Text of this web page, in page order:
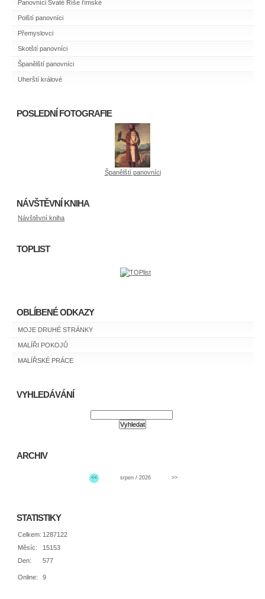
Panovníci Svaté Říše římské
Polští panovníci
Přemyslovci
Skotští panovníci
Španělští panovníci
Uherští králové
POSLEDNÍ FOTOGRAFIE
Španělští panovníci
NÁVŠTĚVNÍ KNIHA
Návštěvní kniha
TOPLIST
OBLÍBENÉ ODKAZY
MOJE DRUHÉ STRÁNKY
MALÍŘI POKOJŮ
MALÍŘSKÉ PRÁCE
VYHLEDÁVÁNÍ
ARCHIV
<< srpen / 2026 >>
STATISTIKY
Online: 9
Celkem: 1287122
Měsíc:
15153
Den:
577